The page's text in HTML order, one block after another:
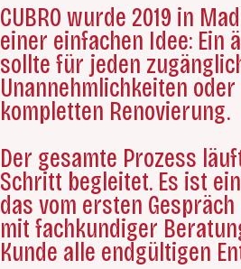
CUBRO wurde 2019 in
einer einfachen Idee: Ein
sollte für jeden
Unannehmlichkeiten
kompletten Renovierung.
Der gesamte Prozess
Schritt begleitet. Es ist
das vom ersten
mit fachkundiger
Kunde alle endgültigen